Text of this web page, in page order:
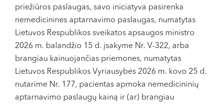
priežiūros paslaugas, savo iniciatyva pasirenka
nemedicinines aptarnavimo paslaugas, numatytas
Lietuvos Respublikos sveikatos apsaugos ministro
2026 m. balandžio 15 d. įsakyme Nr. V-322, arba
brangiau kainuojančias priemones, numatytas
Lietuvos Respublikos Vyriausybės 2026 m. kovo 25 d.
nutarime Nr. 177, pacientas apmoka nemedicininių
aptarnavimo paslaugų kainą ir (ar) brangiau